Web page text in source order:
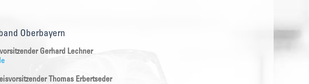
Oberbayern
Gerhard Lechner
Thomas Erbertseder